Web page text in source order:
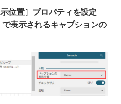
位置］プロパティを設定
で表示されるキャプションの